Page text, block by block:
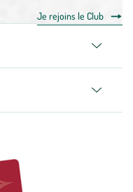
Je rejoins le Club